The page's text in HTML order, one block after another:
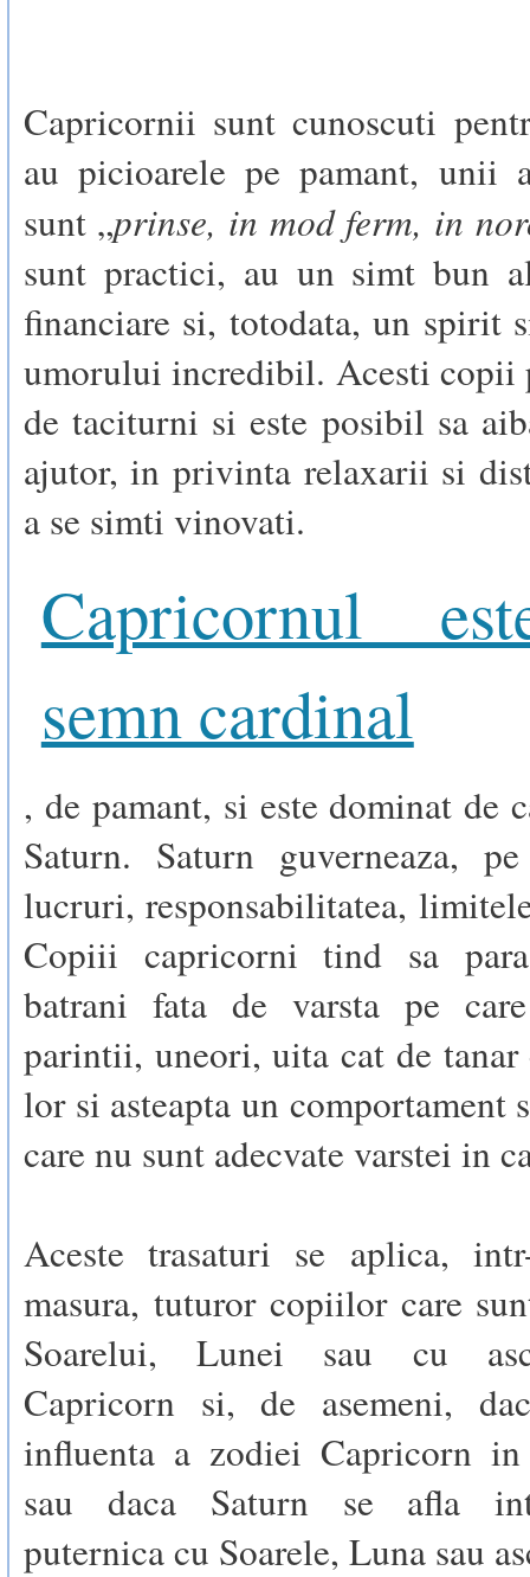
Capricornii sunt cunoscuti
au picioarele pe pamant, unii
sunt „prinse, in mod ferm, in
sunt practici, au un simt bun
financiare si, totodata, un spirit
umorului incredibil. Acesti copii
de taciturni si este posibil sa
ajutor, in privinta relaxarii si
a se simti vinovati.
Capricornul
semn cardinal
, de pamant, si este dominat de
Saturn. Saturn guverneaza,
lucruri, responsabilitatea,
Copiii capricorni tind sa
batrani fata de varsta pe
parintii, uneori, uita cat de
lor si asteapta un comportament
care nu sunt adecvate varstei in
Aceste trasaturi se aplica,
masura, tuturor copiilor care
Soarelui, Lunei sau cu
Capricorn si, de asemeni,
influenta a zodiei Capricorn in
sau daca Saturn se afla
puternica cu Soarele, Luna sau